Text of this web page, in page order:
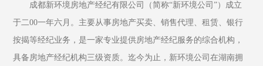
成都新环境房地产经纪有限公司（简称“新环境公司”）成立
于二00一年六月。主要从事房地产买卖、销售代理、租赁、银行
按揭等经纪业务，是一家专业提供房地产经纪服务的综合机构，
具备房地产经纪机构三级资质。迄今为止，新环境公司在湖南拥